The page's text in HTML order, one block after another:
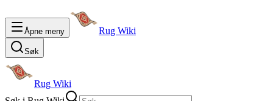
Åpne meny Rug Wiki
Søk
Rug Wiki